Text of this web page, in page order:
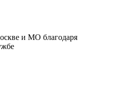
и МО благодаря